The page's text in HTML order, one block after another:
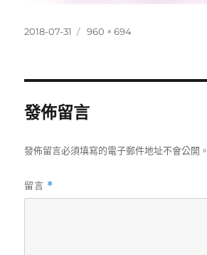
發
2018-07-31
完
960 × 694
發佈留言
發佈留言必須填寫的電子郵件地址不會公開。
留言 *